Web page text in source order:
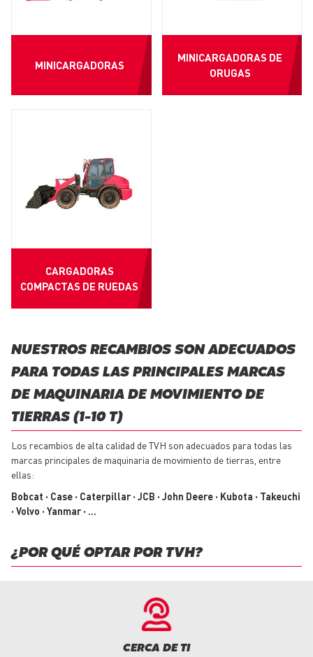
MINICARGADORAS
MINICARGADORAS DE
ORUGAS
CARGADORAS
COMPACTAS DE RUEDAS
NUESTROS RECAMBIOS SON ADECUADOS
PARA TODAS LAS PRINCIPALES MARCAS
DE MAQUINARIA DE MOVIMIENTO DE
TIERRAS (1-10 T)
Los recambios de alta calidad de TVH son adecuados para todas las
marcas principales de maquinaria de movimiento de tierras, entre
ellas:
Bobcat • Case • Caterpillar • JCB • John Deere • Kubota • Takeuchi
• Volvo • Yanmar • ...
¿POR QUÉ OPTAR POR TVH?
CERCA DE TI